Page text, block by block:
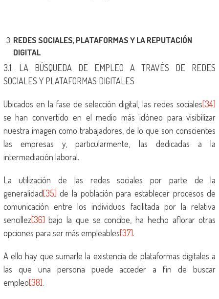
REDES SOCIALES, PLATAFORMAS Y LA REPUTACIÓN
DIGITAL
3.1. LA BÚSQUEDA DE EMPLEO A TRAVÉS DE REDES
SOCIALES Y PLATAFORMAS DIGITALES
Ubicados en la fase de selección digital, las redes sociales[34]
se han convertido en el medio más idóneo para visibilizar
nuestra imagen como trabajadores, de lo que son conscientes
las empresas y, particularmente, las dedicadas a la
intermediación laboral.
La utilización de las redes sociales por parte de la
generalidad[35] de la población para establecer procesos de
comunicación entre los individuos facilitada por la relativa
sencillez[36] bajo la que se concibe, ha hecho aflorar otras
opciones para ser más empleables[37].
A ello hay que sumarle la existencia de plataformas digitales a
las que una persona puede acceder a fin de buscar
empleo[38].